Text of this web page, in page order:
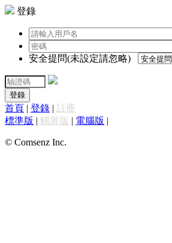
登錄
安全提問(未設定請忽略)
登錄
首頁 | 登錄 | 註冊
標準版 | 觸屏版 | 電腦版 |
© Comsenz Inc.